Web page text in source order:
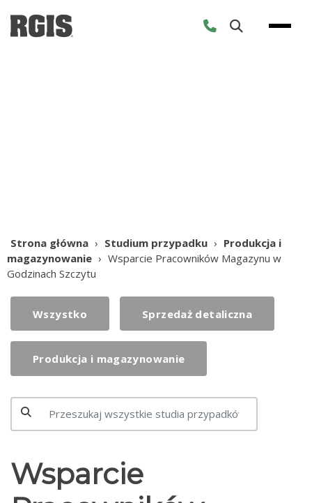
content
Strona główna › Studium przypadku › Produkcja i
magazynowanie › Wsparcie Pracowników Magazynu w
Godzinach Szczytu
Wszystko Sprzedaż detaliczna
Produkcja i magazynowanie
Wsparcie